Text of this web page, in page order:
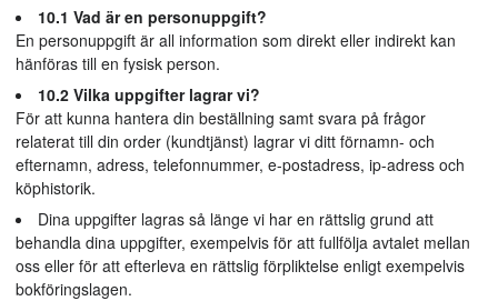
10.1 Vad är en personuppgift?
En personuppgift är all information som direkt eller indirekt kan
hänföras till en fysisk person.
10.2 Vilka uppgifter lagrar vi?
För att kunna hantera din beställning samt svara på frågor
relaterat till din order (kundtjänst) lagrar vi ditt förnamn- och
efternamn, adress, telefonnummer, e-postadress, ip-adress och
köphistorik.
Dina uppgifter lagras så länge vi har en rättslig grund att
behandla dina uppgifter, exempelvis för att fullfölja avtalet mellan
oss eller för att efterleva en rättslig förpliktelse enligt exempelvis
bokföringslagen.